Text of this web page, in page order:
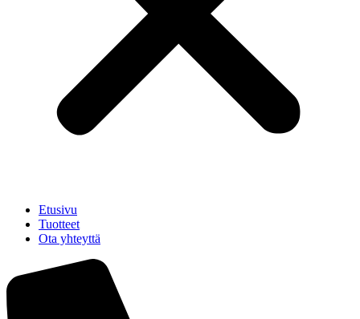
Etusivu
Tuotteet
Ota yhteyttä